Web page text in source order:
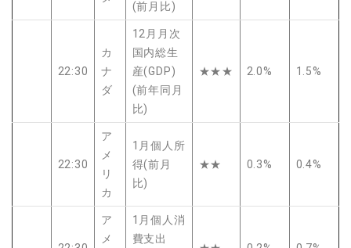
(前月比)
22:30
カ
ナ
ダ
12月月次
国内総生
産(GDP)
(前年同月
比)
★★★ 2.0% 1.5%
22:30
ア
メ
リ
カ
1月個人所
得(前月
比)
★★ 0.3% 0.4%
ア
メ
1月個人消
費支出